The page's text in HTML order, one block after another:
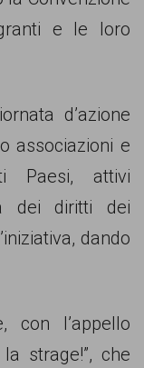
e le loro
d’azione
associazioni e
Paesi, attivi
dei diritti dei
dando
con l’appello
strage!”, che